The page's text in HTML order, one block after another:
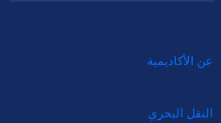
عن الأكاديمية
النقل البحري